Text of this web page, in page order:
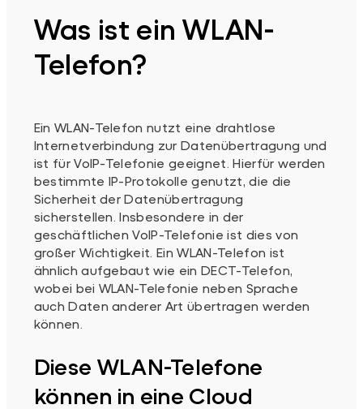
Was ist ein WLAN-
Telefon?
Ein WLAN-Telefon nutzt eine drahtlose
Internetverbindung zur Datenübertragung und
ist für VoIP-Telefonie geeignet. Hierfür werden
bestimmte IP-Protokolle genutzt, die die
Sicherheit der Datenübertragung
sicherstellen. Insbesondere in der
geschäftlichen VoIP-Telefonie ist dies von
großer Wichtigkeit. Ein WLAN-Telefon ist
ähnlich aufgebaut wie ein DECT-Telefon,
wobei bei WLAN-Telefonie neben Sprache
auch Daten anderer Art übertragen werden
können.
Diese WLAN-Telefone
können in eine Cloud